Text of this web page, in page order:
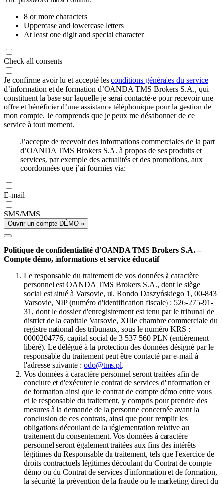
8 or more characters
Uppercase and lowercase letters
At least one digit and special character
Check all consents
Je confirme avoir lu et accepté les conditions générales du service
d’information et de formation d’OANDA TMS Brokers S.A., qui
constituent la base sur laquelle je serai contacté·e pour recevoir une
offre et bénéficier d’une assistance téléphonique pour la gestion de
mon compte. Je comprends que je peux me désabonner de ce
service à tout moment.
J’accepte de recevoir des informations commerciales de la part
d’OANDA TMS Brokers S.A. à propos de ses produits et
services, par exemple des actualités et des promotions, aux
coordonnées que j’ai fournies via:
E-mail
SMS/MMS
Ouvrir un compte DÉMO »
Politique de confidentialité d'OANDA TMS Brokers S.A. –
Compte démo, informations et service éducatif
Le responsable du traitement de vos données à caractère
personnel est OANDA TMS Brokers S.A., dont le siège
social est situé à Varsovie, ul. Rondo Daszyńskiego 1, 00-843
Varsovie, NIP (numéro d'identification fiscale) : 526-275-91-
31, dont le dossier d'enregistrement est tenu par le tribunal de
district de la capitale Varsovie, XIIIe chambre commerciale du
registre national des tribunaux, sous le numéro KRS :
0000204776, capital social de 3 537 560 PLN (entièrement
libéré). Le délégué à la protection des données désigné par le
responsable du traitement peut être contacté par e-mail à
l'adresse suivante : odo@tms.pl.
Vos données à caractère personnel seront traitées afin de
conclure et d'exécuter le contrat de services d'information et
de formation ainsi que le contrat de compte démo entre vous
et le responsable du traitement, y compris pour prendre des
mesures à la demande de la personne concernée avant la
conclusion de ces contrats, ainsi que pour remplir les
obligations découlant de la réglementation relative au
traitement du consentement. Vos données à caractère
personnel seront également traitées aux fins des intérêts
légitimes du Responsable du traitement, tels que l'exercice de
droits contractuels légitimes découlant du Contrat de compte
démo ou du Contrat de services d'information et de formation,
la sécurité, la prévention de la fraude ou le marketing direct du